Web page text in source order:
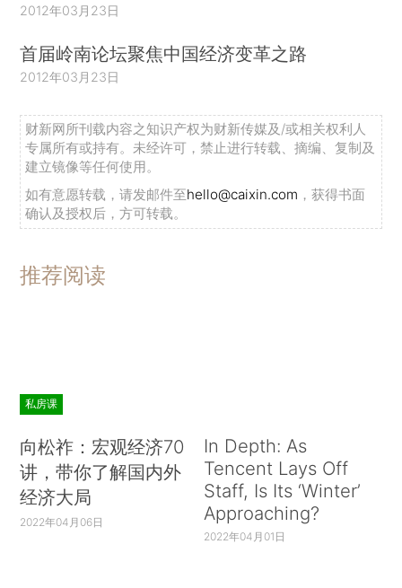
2012年03月23日
首届岭南论坛聚焦中国经济变革之路
2012年03月23日
财新网所刊载内容之知识产权为财新传媒及/或相关权利人
专属所有或持有。未经许可，禁止进行转载、摘编、复制及
建立镜像等任何使用。
如有意愿转载，请发邮件至hello@caixin.com ，获得书面
确认及授权后，方可转载。
推荐阅读
私房课
向松祚：宏观经济70
讲，带你了解国内外
经济大局
2022年04月06日
In Depth: As
Tencent Lays Off
Staff, Is Its ‘Winter’
Approaching?
2022年04月01日